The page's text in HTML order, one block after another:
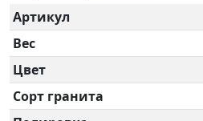
Артикул
Вес
Цвет
Сорт гранита